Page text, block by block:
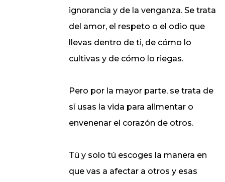
ignorancia y de la venganza. Se trata
del amor, el respeto o el odio que
llevas dentro de ti, de cómo lo
cultivas y de cómo lo riegas.
Pero por la mayor parte, se trata de
sí usas la vida para alimentar o
envenenar el corazón de otros.
Tú y solo tú escoges la manera en
que vas a afectar a otros y esas